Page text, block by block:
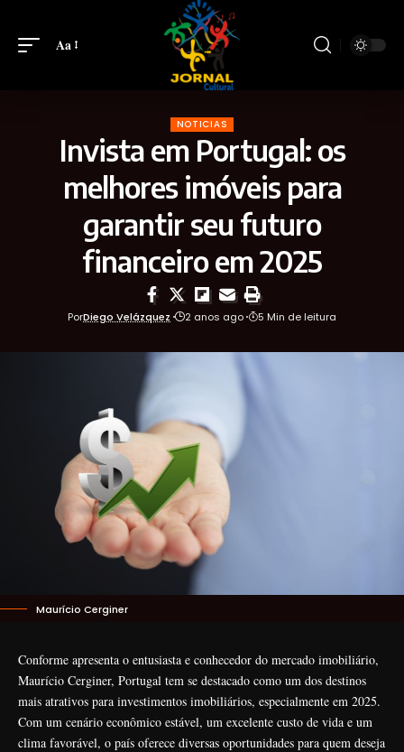
Aa
NOTICIAS
Invista em Portugal: os
melhores imóveis para
garantir seu futuro
financeiro em 2025
PorDiego Velázquez 2 anos ago 5 Min de leitura
Maurício Cerginer
Conforme apresenta o entusiasta e conhecedor do mercado imobiliário,
Maurício Cerginer, Portugal tem se destacado como um dos destinos
mais atrativos para investimentos imobiliários, especialmente em 2025.
Com um cenário econômico estável, um excelente custo de vida e um
clima favorável, o país oferece diversas oportunidades para quem deseja